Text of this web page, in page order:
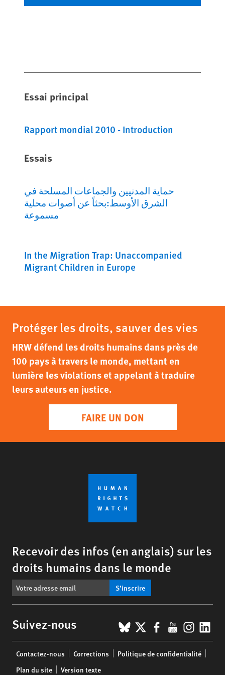
Essai principal
Rapport mondial 2010 - Introduction
Essais
حماية المدنيين والجماعات المسلحة في
الشرق الأوسط:بحثاً عن أصوات محلية
مسموعة
In the Migration Trap: Unaccompanied
Migrant Children in Europe
Protéger les droits, sauver des vies
HRW défend les droits humains dans près de
100 pays à travers le monde, mettant en
lumière les violations et appelant à traduire
leurs auteurs en justice.
FAIRE UN DON
Recevoir des infos (en anglais) sur les
droits humains dans le monde
S’inscrire
Suivez-nous BlueSky
X Facebook
YouTube
menu
Contactez-nous Corrections
Politique de confidentialité
Plan du site
Version texte